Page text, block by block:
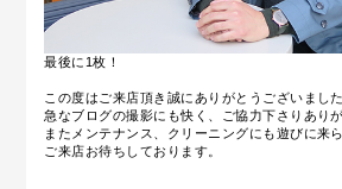
最後に1枚！
この度はご来店頂き誠にありがとうございました
急なブログの撮影にも快く、ご協力下さりあり
またメンテナンス、クリーニングにも遊びに来
ご来店お待ちしております。